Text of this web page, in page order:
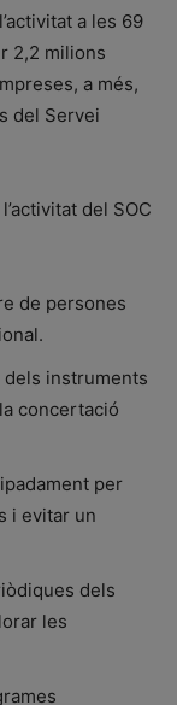
a les 69
2,2 milions
a més,
del Servei
del SOC
de persones
dels instruments
concertació
per
i evitar un
dels
les